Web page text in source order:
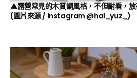
▲露營常見的木質調風格，不但耐看，放
(圖片來源 / Instagram @hal_yuz_ )